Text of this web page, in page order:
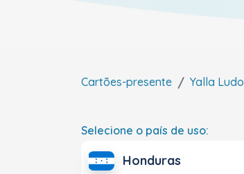
Cartões-presente Yalla Ludo
Selecione o país de uso:
Honduras